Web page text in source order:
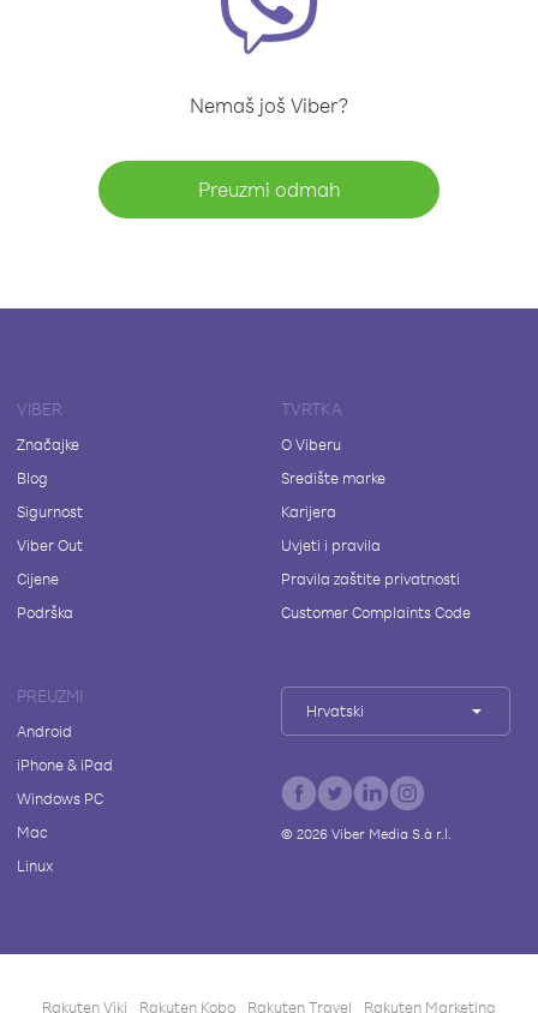
Nemaš još Viber?
Preuzmi odmah
VIBER
Značajke
Blog
Sigurnost
Viber Out
Cijene
Podrška
TVRTKA
O Viberu
Središte marke
Karijera
Uvjeti i pravila
Pravila zaštite privatnosti
Customer Complaints Code
PREUZMI
Android
iPhone & iPad
Windows PC
Mac
Linux
Hrvatski
© 2026Viber Media S.à r.l.
Rakuten Viki Rakuten Kobo Rakuten Travel Rakuten Marketing